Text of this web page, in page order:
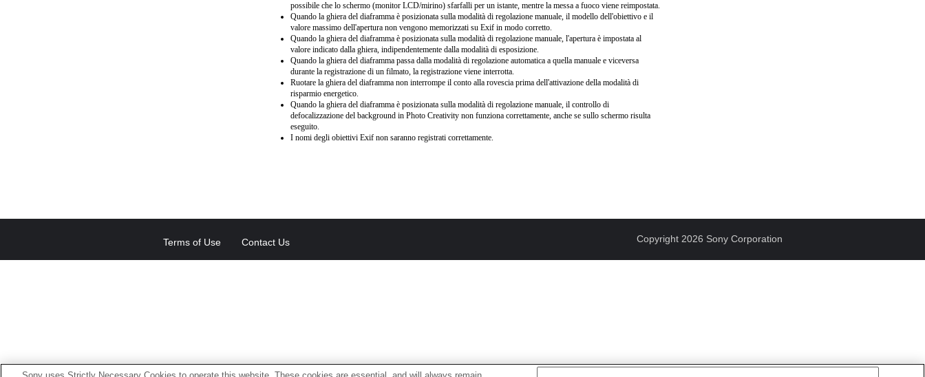
possibile che lo schermo (monitor LCD/mirino) sfarfalli per un istante, mentre la messa a fuoco viene reimpostata.
Quando la ghiera del diaframma è posizionata sulla modalità di regolazione manuale, il modello dell'obiettivo e il
valore massimo dell'apertura non vengono memorizzati su Exif in modo corretto.
Quando la ghiera del diaframma è posizionata sulla modalità di regolazione manuale, l'apertura è impostata al
valore indicato dalla ghiera, indipendentemente dalla modalità di esposizione.
Quando la ghiera del diaframma passa dalla modalità di regolazione automatica a quella manuale e viceversa
durante la registrazione di un filmato, la registrazione viene interrotta.
Ruotare la ghiera del diaframma non interrompe il conto alla rovescia prima dell'attivazione della modalità di
risparmio energetico.
Quando la ghiera del diaframma è posizionata sulla modalità di regolazione manuale, il controllo di
defocalizzazione del background in Photo Creativity non funziona correttamente, anche se sullo schermo risulta
eseguito.
I nomi degli obiettivi Exif non saranno registrati correttamente.
Terms of Use Contact Us Copyright 2026 Sony Corporation